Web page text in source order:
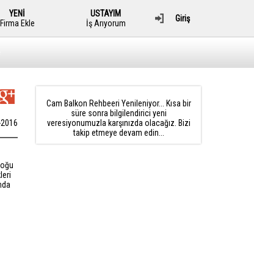
YENİ
Firma Ekle
USTAYIM
İş Arıyorum
Giriş
Cam Balkon Rehbeeri Yenileniyor... Kısa bir
süre sonra bilgilendirici yeni
veresiyonumuzla karşınızda olacağız. Bizi
takip etmeye devam edin...